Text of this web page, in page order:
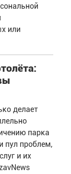
или
делает
парка
пул проблем,
и их